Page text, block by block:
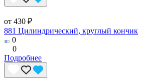
от 430 ₽
881 Цилиндрический, круглый кончик
0
0
Подробнее